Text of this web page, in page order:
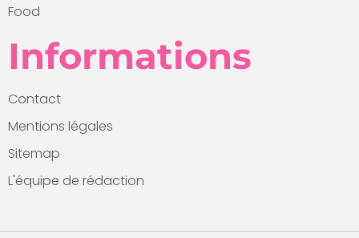
Food
Informations
Contact
Mentions légales
Sitemap
L'équipe de rédaction